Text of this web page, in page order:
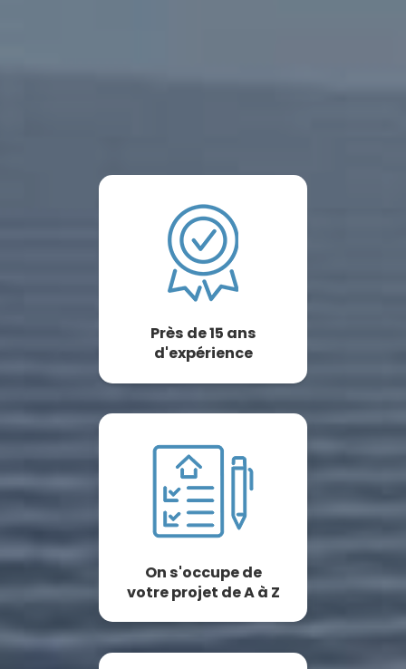
Près de 15 ans
d'expérience
On s'occupe de
votre projet de A à Z